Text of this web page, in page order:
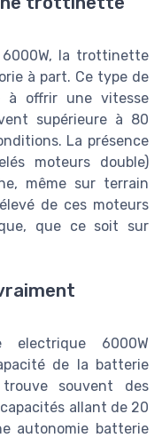
la trottinette
à part. Ce type de
à offrir une vitesse
supérieure à 80
La présence
moteurs double)
même sur terrain
de ces moteurs
que ce soit sur
electrique 6000W
de la batterie
souvent des
allant de 20
autonomie batterie